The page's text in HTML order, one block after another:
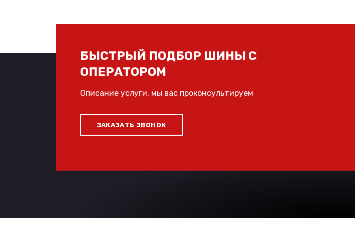
БЫСТРЫЙ ПОДБОР ШИНЫ С
ОПЕРАТОРОМ
Описание услуги, мы вас проконсультируем
ЗАКАЗАТЬ ЗВОНОК